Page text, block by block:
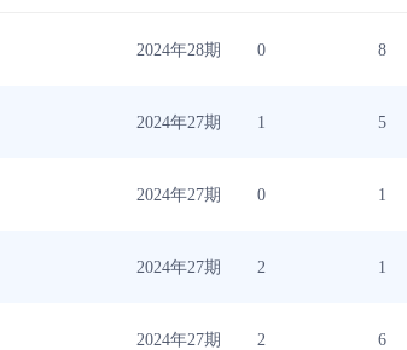
2024年28期 0 8
2024年27期 1 5
2024年27期 0 1
2024年27期 2 1
2024年27期 2 6